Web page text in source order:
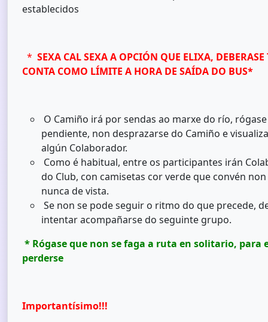
establecidos
* SEXA CAL SEXA A OPCIÓN QUE ELIXA, DEBERASE
CONTA COMO LÍMITE A HORA DE SAÍDA DO BUS*
O Camiño irá por sendas ao marxe do río,
pendiente, non desprazarse do Camiño e
algún Colaborador.
Como é habitual, entre os participantes irán
do Club, con camisetas cor verde que convén
nunca de vista.
Se non se pode seguir o ritmo do que precede,
intentar acompañarse do seguinte grupo.
* Rógase que non se faga a ruta en solitario, para
perderse
Importantísimo!!!